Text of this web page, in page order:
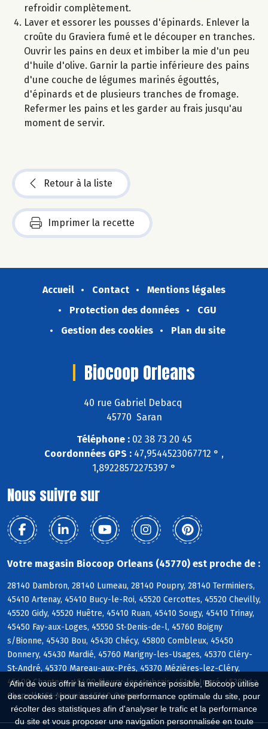
Afin de vous offrir la meilleure expérience possible, Biocoop utilise
des cookies : pour assurer une performance optimale du site, pour
récolter des statistiques afin d'analyser le trafic et la performance
du site et vous proposer une navigation personnalisée en toute
refroidir complètement.
Laver et essorer les pousses d'épinards. Enlever la
croûte du Graviera fumé et le découper en tranches.
Ouvrir les pains en deux et imbiber la mie d'un peu
d'huile d'olive. Garnir la partie inférieure des pains
d'une couche de légumes marinés égouttés,
d'épinards et de plusieurs tranches de fromage.
Refermer les pains et les garder au frais jusqu'au
moment de servir.
Retour à la liste
Imprimer la recette
Accueil Contact
Mentions légales
Protection des données
CGU
Gestion des cookies
Plan du site
Biocoop Orleans
40 rue Gabriel Debacq
45770 Saran
Téléphone :02 38 73 20 45
Coordonnées GPS : 47,9544523067712 ° ,
1,89228572275397 °
Nous suivre sur
Votre magasin Biocoop Orleans (45770) est proche de :
28140 Dambron, 28140 Lumeau, 28140 Poupry, 28140 Terminiers,
45410 Artenay, 45410 Bucy-le-Roi, 45520 Cercottes, 45520 Chevilly,
45520 Gidy, 45520 Huêtre, 45410 Ruan, 45410 Sougy, 45410 Trinay,
45450 Fay-aux-Loges, 45550 St-Denis-de-l, 45760 Boigny
s/Bionne, 45430 Bou, 45430 Chécy, 45800 Combleux, 45450
Donnery, 45430 Mardié, 45760 Marigny-les-Usages, 45370 Cléry-
St-André, 45370 Mareau-aux-Prés, 45370 Mézières-lez-Cléry,
45400 Chanteau, 45400 Fleury-les-Aubrais, 45140 Ingré, 45380 La
Chapelle-St-Mesmin, 45140 Ormes